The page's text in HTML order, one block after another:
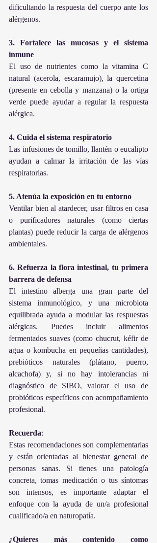
dificultando la respuesta del cuerpo ante los
alérgenos.
3. Fortalece las mucosas y el sistema
inmune
El uso de nutrientes como la vitamina C
natural (acerola, escaramujo), la quercetina
(presente en cebolla y manzana) o la ortiga
verde puede ayudar a regular la respuesta
alérgica.
4. Cuida el sistema respiratorio
Las infusiones de tomillo, llantén o eucalipto
ayudan a calmar la irritación de las vías
respiratorias.
5. Atenúa la exposición en tu entorno
Ventilar bien al atardecer, usar filtros en casa
o purificadores naturales (como ciertas
plantas) puede reducir la carga de alérgenos
ambientales.
6. Refuerza la flora intestinal, tu primera
barrera de defensa
El intestino alberga una gran parte del
sistema inmunológico, y una microbiota
equilibrada ayuda a modular las respuestas
alérgicas. Puedes incluir alimentos
fermentados suaves (como chucrut, kéfir de
agua o kombucha en pequeñas cantidades),
prebióticos naturales (plátano, puerro,
alcachofa) y, si no hay intolerancias ni
diagnóstico de SIBO, valorar el uso de
probióticos específicos con acompañamiento
profesional.
Recuerda:
Estas recomendaciones son complementarias
y están orientadas al bienestar general de
personas sanas. Si tienes una patología
concreta, tomas medicación o tus síntomas
son intensos, es importante adaptar el
enfoque con la ayuda de un/a profesional
cualificado/a en naturopatía.
¿Quieres más contenido como